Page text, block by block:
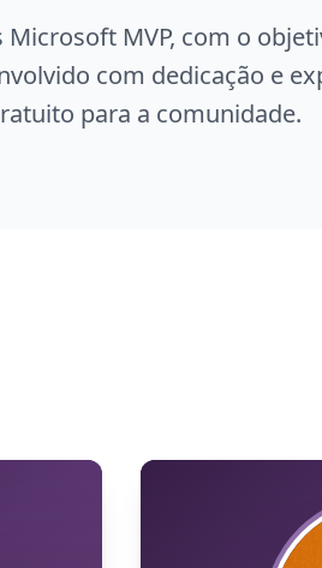
MVP, com o
com dedicação e
para a comunidade.